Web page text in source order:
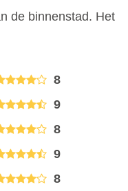
de binnenstad. Het
8
9
8
9
8